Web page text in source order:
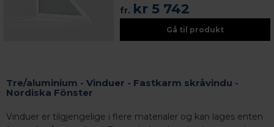
fr. kr 5 742
Gå til produkt
Tre/aluminium - Vinduer - Fastkarm skråvindu -
Nordiska Fönster
Vinduer er tilgjengelige i flere materialer og kan lages enten